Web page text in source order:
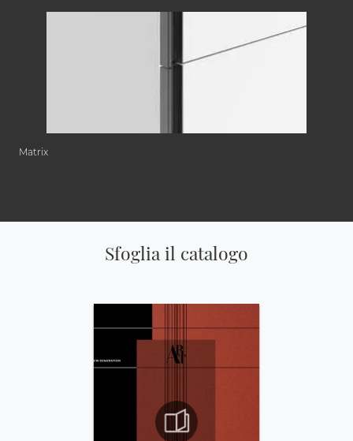
Matrix
Sfoglia il catalogo